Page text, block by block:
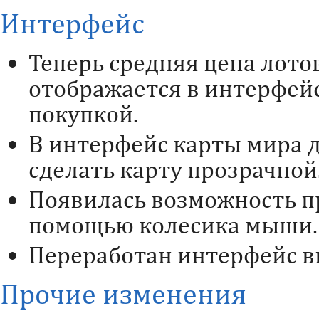
Интерфейс
Теперь средняя цена
отображается в
покупкой.
В интерфейс карты мира
сделать карту
Появилась ​​возможность
помощью колесика мыши.
Переработан интерфейс
Прочие изменения